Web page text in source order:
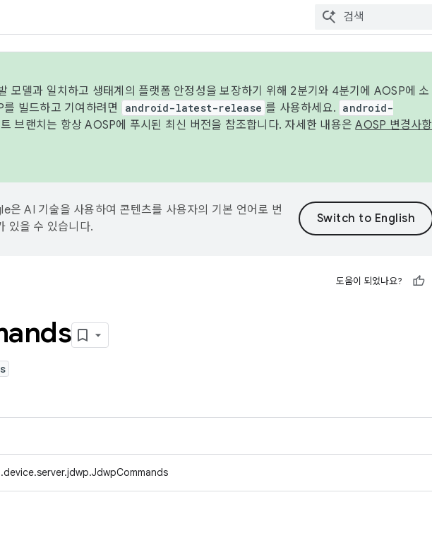
모델과 일치하고 생태계의 플랫폼 안정성을 보장하기 위해 2분기와 4분기에 AOSP에 소
빌드하고 기여하려면
android-latest-release 를 사용하세요. android-
브랜치는 항상 AOSP에 푸시된 최신 버전을 참조합니다. 자세한 내용은AOSP 변경사항
은 AI 기술을 사용하여 콘텐츠를 사용자의 기본 언어로 번
있을 수 있습니다.
도움이 되었나요?